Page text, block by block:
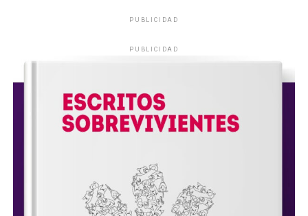
PUBLICIDAD
PUBLICIDAD